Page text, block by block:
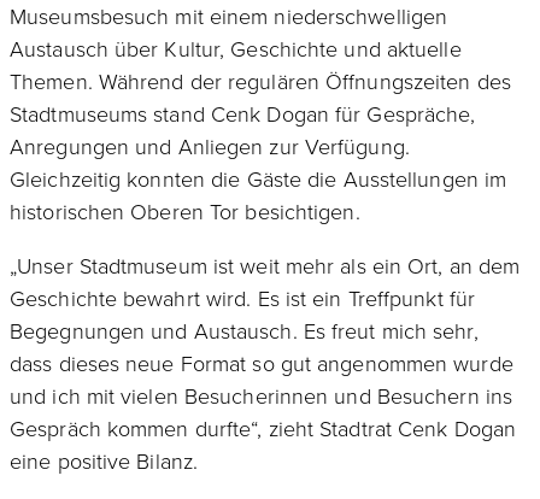
Museumsbesuch mit einem niederschwelligen
Austausch über Kultur, Geschichte und aktuelle
Themen. Während der regulären Öffnungszeiten des
Stadtmuseums stand Cenk Dogan für Gespräche,
Anregungen und Anliegen zur Verfügung.
Gleichzeitig konnten die Gäste die Ausstellungen im
historischen Oberen Tor besichtigen.
„Unser Stadtmuseum ist weit mehr als ein Ort, an dem
Geschichte bewahrt wird. Es ist ein Treffpunkt für
Begegnungen und Austausch. Es freut mich sehr,
dass dieses neue Format so gut angenommen wurde
und ich mit vielen Besucherinnen und Besuchern ins
Gespräch kommen durfte“, zieht Stadtrat Cenk Dogan
eine positive Bilanz.